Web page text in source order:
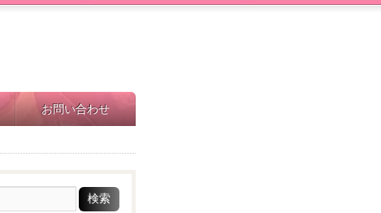
お問い合わせ